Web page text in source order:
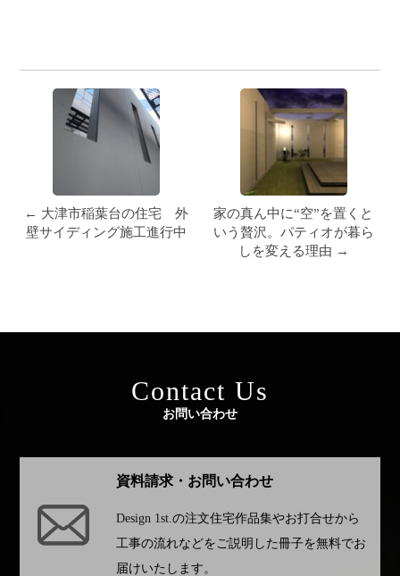
← 大津市稲葉台の住宅 外
壁サイディング施工進行中
家の真ん中に“空”を置くと
いう贅沢。パティオが暮ら
しを変える理由 →
Contact Us
お問い合わせ
資料請求・お問い合わせ
Design 1st.の注文住宅作品集やお打合せから
工事の流れなどをご説明した冊子を無料でお
届けいたします。